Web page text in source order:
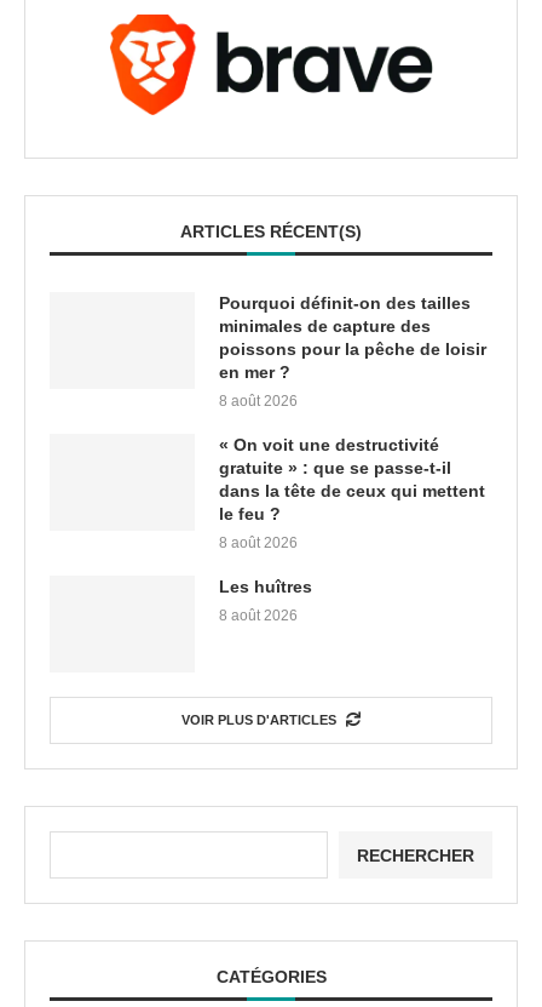
ARTICLES RÉCENT(S)
Pourquoi définit-on des tailles
minimales de capture des
poissons pour la pêche de loisir
en mer ?
8 août 2026
« On voit une destructivité
gratuite » : que se passe-t-il
dans la tête de ceux qui mettent
le feu ?
8 août 2026
Les huîtres
8 août 2026
VOIR PLUS D'ARTICLES
RECHERCHER
CATÉGORIES